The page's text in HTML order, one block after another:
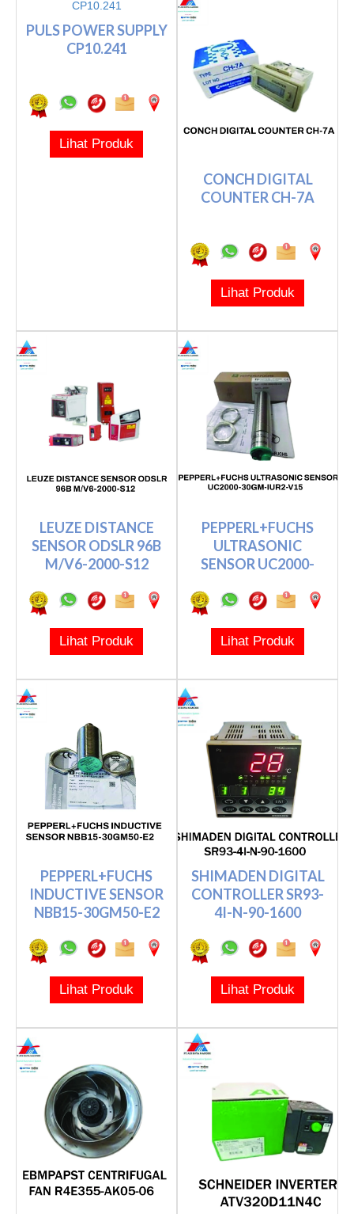
PULS POWER SUPPLY
CP10.241
Lihat Produk
CONCH DIGITAL
COUNTER CH-7A
Lihat Produk
LEUZE DISTANCE
SENSOR ODSLR 96B
M/V6-2000-S12
Lihat Produk
PEPPERL+FUCHS
ULTRASONIC
SENSOR UC2000-
Lihat Produk
PEPPERL+FUCHS
INDUCTIVE SENSOR
NBB15-30GM50-E2
Lihat Produk
SHIMADEN DIGITAL
CONTROLLER SR93-
4I-N-90-1600
Lihat Produk